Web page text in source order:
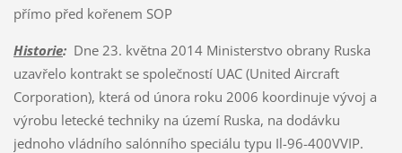
přímo před kořenem SOP
Historie:Dne 23. května 2014 Ministerstvo obrany Ruska
uzavřelo kontrakt se společností UAC (United Aircraft
Corporation), která od února roku 2006 koordinuje vývoj a
výrobu letecké techniky na území Ruska, na dodávku
jednoho vládního salónního speciálu typu Il-96-400VVIP.